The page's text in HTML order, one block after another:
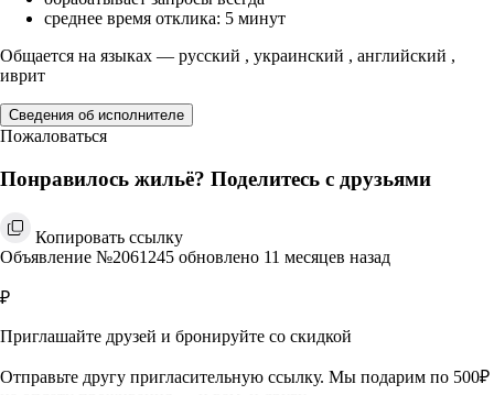
среднее время отклика: 5 минут
Общается на языках — русский , украинский , английский ,
иврит
Сведения об исполнителе
Пожаловаться
Понравилось жильё? Поделитесь с друзьями
Копировать ссылку
Объявление №2061245 обновлено 11 месяцев назад
₽
Приглашайте друзей и бронируйте со скидкой
Отправьте другу пригласительную ссылку. Мы подарим по 500₽